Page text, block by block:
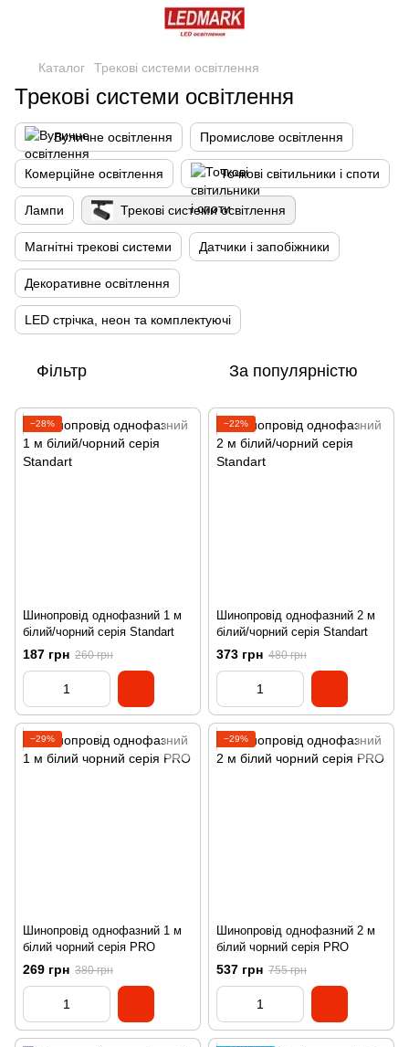
Каталог Трекові системи освітлення
Трекові системи освітлення
Вуличне освітлення Промислове освітлення
Комерційне освітлення Точкові світильники і споти
Лампи Трекові системи освітлення
Магнітні трекові системи Датчики і запобіжники
Декоративне освітлення
LED стрічка, неон та комплектуючі
Фільтр За популярністю
−28%
Шинопровід однофазний 1 м
білий/чорний серія Standart
187 грн 260 грн
−22%
Шинопровід однофазний 2 м
білий/чорний серія Standart
373 грн 480 грн
−29%
Шинопровід однофазний 1 м
білий чорний серія PRO
269 грн 380 грн
−29%
Шинопровід однофазний 2 м
білий чорний серія PRO
537 грн 755 грн